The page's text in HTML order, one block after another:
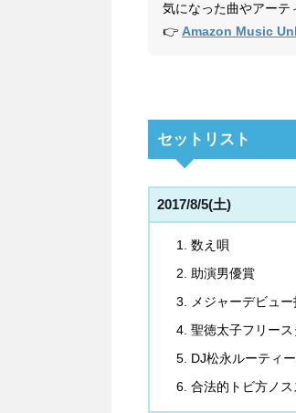
気になった曲やアーテ
👉 Amazon Music
セットリスト
2017/8/5(土)
数え唄
助演男優賞
メジャーデビュ
聖徳太子フリー
DJ松永ルーティ
合法的トビ方ノス